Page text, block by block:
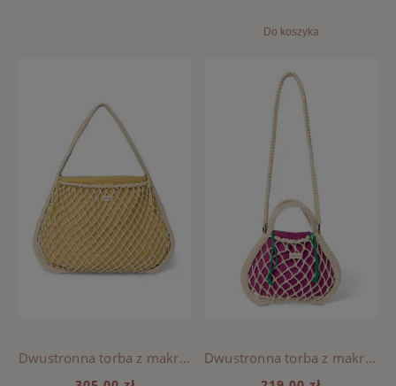
Do koszyka
Dwustronna torba z makramy Mom Bag Natural, Studio Noos - Blue-Yellow Dwustronna torba z makramy Mini Natural, Studio Noos - Purple-Green